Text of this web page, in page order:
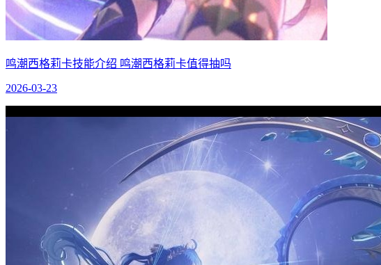
鸣潮西格莉卡技能介绍 鸣潮西格莉卡值得抽吗
2026-03-23